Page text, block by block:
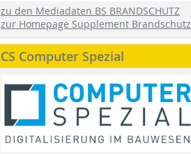
zu den Mediadaten BS BRANDSCHUTZ
zur Homepage Supplement Brandschutz
CS Computer Spezial